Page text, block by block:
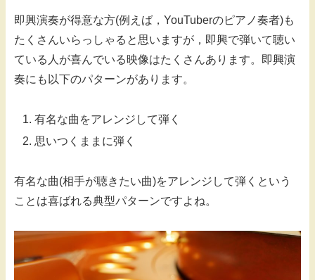
即興演奏が得意な方(例えば，YouTuberのピアノ奏者)も
たくさんいらっしゃると思いますが，即興で弾いて聴い
ている人が喜んでいる映像はたくさんあります。即興演
奏にも以下のパターンがあります。
有名な曲をアレンジして弾く
思いつくままに弾く
有名な曲(相手が聴きたい曲)をアレンジして弾くという
ことは喜ばれる典型パターンですよね。